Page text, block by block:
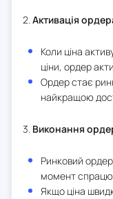
2.Активація
Коли ціна
ціни, ордер
Ордер стає
найкращою
3. Виконання
Ринковий
момент
Якщо ціна